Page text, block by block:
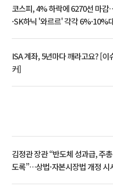
코스피, 4% 하락에 6270선 마
·SK하닉 '와르르' 각각 6%·10%
ISA 계좌, 5년마다 깨라고요? [이
커]
김정관 장관 “반도체 성과급, 주
도록”…상법·자본시장법 개정 시